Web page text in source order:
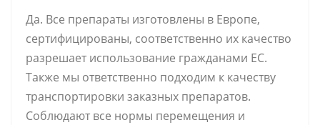
Да. Все препараты изготовлены в Европе,
сертифицированы, соответственно их качество
разрешает использование гражданами ЕС.
Также мы ответственно подходим к качеству
транспортировки заказных препаратов.
Соблюдают все нормы перемещения и